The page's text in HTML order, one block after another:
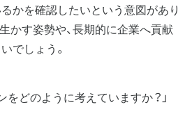
かを確認したいという意図があり
かす姿勢や、長期的に企業へ貢献
でしょう。
をどのように考えていますか？」